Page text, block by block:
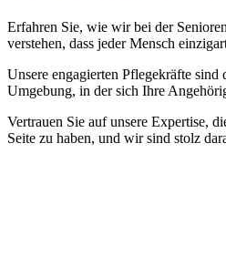
Erfahren Sie, wie wir bei der
verstehen, dass jeder Mensch
Unsere engagierten Pflegekräfte
Umgebung, in der sich Ihre
Vertrauen Sie auf unsere Expertise,
Seite zu haben, und wir sind stolz